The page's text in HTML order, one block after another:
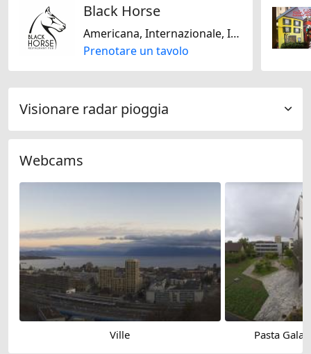
Black Horse
Americana, Internazionale, Italiana, Irlandese, Regionale, Fast Food, Stagionale, Svizzera, Europa Centrale, Francese
Prenotare un tavolo
Visionare radar pioggia
Webcams
Ville Pasta Gala